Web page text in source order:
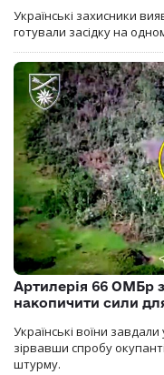
Українські захисники
готували засідку на
Артилерія 66 ОМБр
накопичити сили
Українські воїни
зірвавши спробу
штурму.